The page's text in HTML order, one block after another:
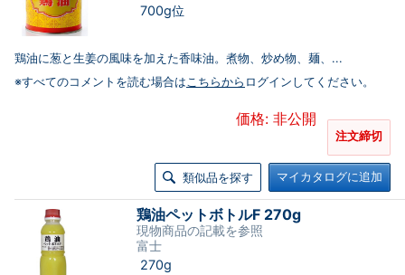
700g位
鶏油に葱と生姜の風味を加えた香味油。煮物、炒め物、麺、...
※すべてのコメントを読む場合はこちらから ログインしてください。
価格: 非公開
注文締切
類似品を探す マイカタログに追加
鶏油ペットボトルF 270g
現物商品の記載を参照
富士
270g